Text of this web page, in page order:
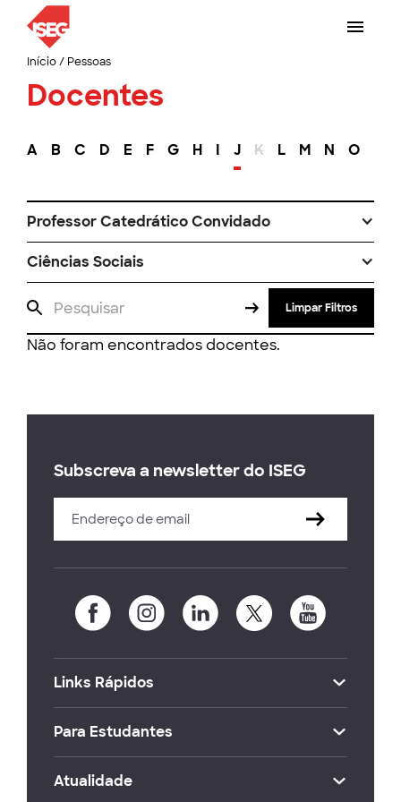
Início/ Pessoas
Docentes
A B C D E F G H I J K L M N O
Professor Catedrático Convidado
Ciências Sociais
Limpar Filtros
Não foram encontrados docentes.
Subscreva a newsletter do ISEG
Links Rápidos
Para Estudantes
Atualidade